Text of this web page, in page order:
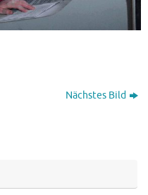
Nächstes Bild